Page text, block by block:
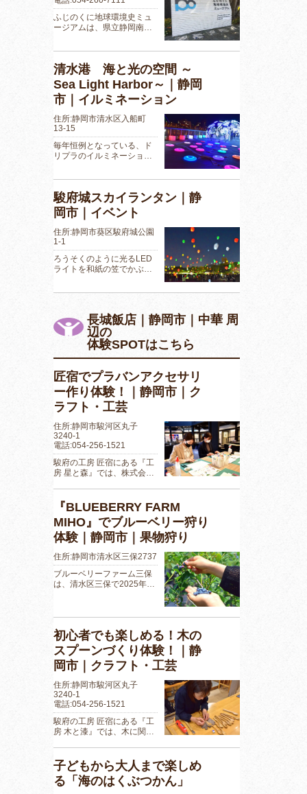
ふじのくに地球環境史ミュ
ージアムは、県立静岡南…
清水港 海と光の空間 ～
Sea Light Harbor～｜静岡
市｜イルミネーション
住所:静岡市清水区入船町
13-15
毎年恒例となっている、ド
リプラのイルミネーショ…
駿府城スカイランタン｜静
岡市｜イベント
住所:静岡市葵区駿府城公園
1-1
ろうそくのように光るLED
ライトを和紙の笠でかぶ…
長城飯店｜静岡市｜中華 周
辺の
体験SPOTはこちら
匠宿でプラバンアクセサリ
ー作り体験！｜静岡市｜ク
ラフト・工芸
住所:静岡市駿河区丸子
3240-1
電話:054-256-1521
駿府の工房 匠宿にある『工
房 星と森』では、株式会…
『BLUEBERRY FARM
MIHO』でブルーベリー狩り
体験｜静岡市｜果物狩り
住所:静岡市清水区三保2737
ブルーベリーファーム三保
は、清水区三保で2025年…
初心者でも楽しめる！木の
スプーンづくり体験！｜静
岡市｜クラフト・工芸
住所:静岡市駿河区丸子
3240-1
電話:054-256-1521
駿府の工房 匠宿にある『工
房 木と漆』では、木に関…
子どもから大人まで楽しめ
る「海のはくぶつかん」